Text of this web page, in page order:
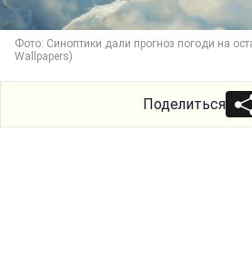
Фото: Синоптики дали прогноз погоди на
Wallpapers)
Поделиться